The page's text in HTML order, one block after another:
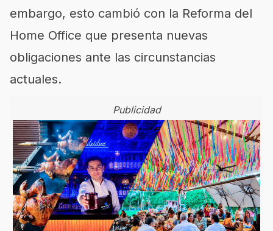
embargo, esto cambió con la Reforma del
Home Office que presenta nuevas
obligaciones ante las circunstancias
actuales.
Publicidad